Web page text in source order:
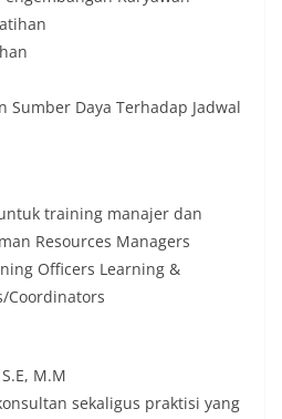
Sumber Daya Terhadap Jadwal
training manajer dan
Resources Managers
Officers Learning &
Coordinators
M.M
sekaligus praktisi yang